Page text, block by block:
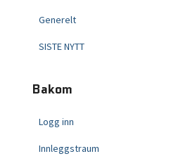
Generelt
SISTE NYTT
Bakom
Logg inn
Innleggstraum